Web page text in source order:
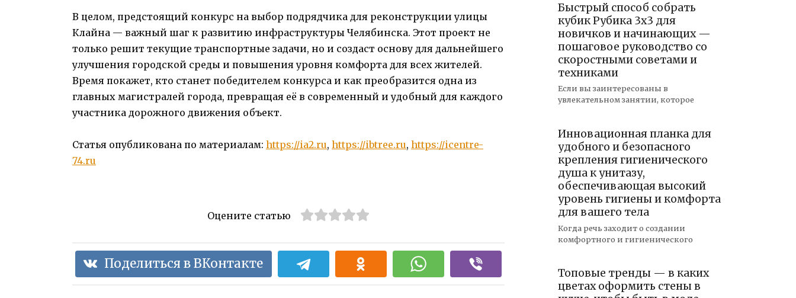
В целом, предстоящий конкурс на выбор подрядчика для реконструкции улицы
Клайна — важный шаг к развитию инфраструктуры Челябинска. Этот проект не
только решит текущие транспортные задачи, но и создаст основу для дальнейшего
улучшения городской среды и повышения уровня комфорта для всех жителей.
Время покажет, кто станет победителем конкурса и как преобразится одна из
главных магистралей города, превращая её в современный и удобный для каждого
участника дорожного движения объект.
Статья опубликована по материалам: https://ia2.ru, https://ibtree.ru, https://icentre-
74.ru
Оцените статью
Поделиться в ВКонтакте
Быстрый способ собрать
кубик Рубика 3х3 для
новичков и начинающих —
пошаговое руководство со
скоростными советами и
техниками
Если вы заинтересованы в
увлекательном занятии, которое
Инновационная планка для
удобного и безопасного
крепления гигиенического
душа к унитазу,
обеспечивающая высокий
уровень гигиены и комфорта
для вашего тела
Когда речь заходит о создании
комфортного и гигиенического
Топовые тренды — в каких
цветах оформить стены в